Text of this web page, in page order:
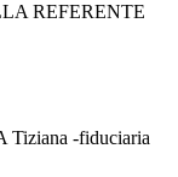
REFERENTE
-fiduciaria